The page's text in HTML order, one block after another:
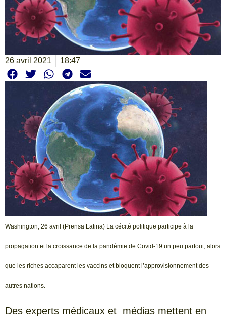
26 avril 2021 18:47
Washington, 26 avril (Prensa Latina) La cécité politique participe à la
propagation et la croissance de la pandémie de Covid-19 un peu partout, alors
que les riches accaparent les vaccins et bloquent l’approvisionnement des
autres nations.
Des experts médicaux et médias mettent en